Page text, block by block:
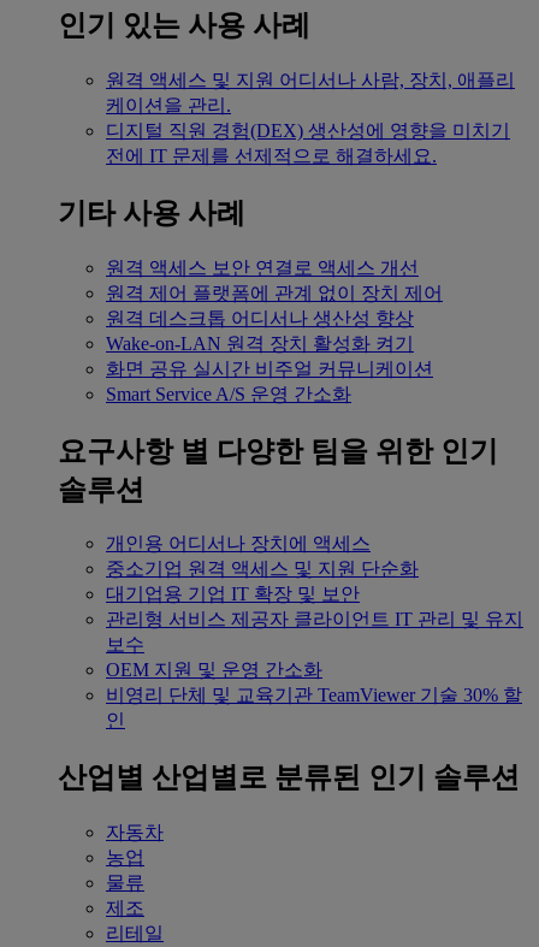
인기 있는 사용 사례
원격 액세스 및 지원 어디서나 사람, 장치, 애플리
케이션을 관리.
디지털 직원 경험(DEX) 생산성에 영향을 미치기
전에 IT 문제를 선제적으로 해결하세요.
기타 사용 사례
원격 액세스 보안 연결로 액세스 개선
원격 제어 플랫폼에 관계 없이 장치 제어
원격 데스크톱 어디서나 생산성 향상
Wake-on-LAN 원격 장치 활성화 켜기
화면 공유 실시간 비주얼 커뮤니케이션
Smart Service A/S 운영 간소화
요구사항 별 다양한 팀을 위한 인기
솔루션
개인용 어디서나 장치에 액세스
중소기업 원격 액세스 및 지원 단순화
대기업용 기업 IT 확장 및 보안
관리형 서비스 제공자 클라이언트 IT 관리 및 유지
보수
OEM 지원 및 운영 간소화
비영리 단체 및 교육기관 TeamViewer 기술 30% 할
인
산업별 산업별로 분류된 인기 솔루션
자동차
농업
물류
제조
리테일